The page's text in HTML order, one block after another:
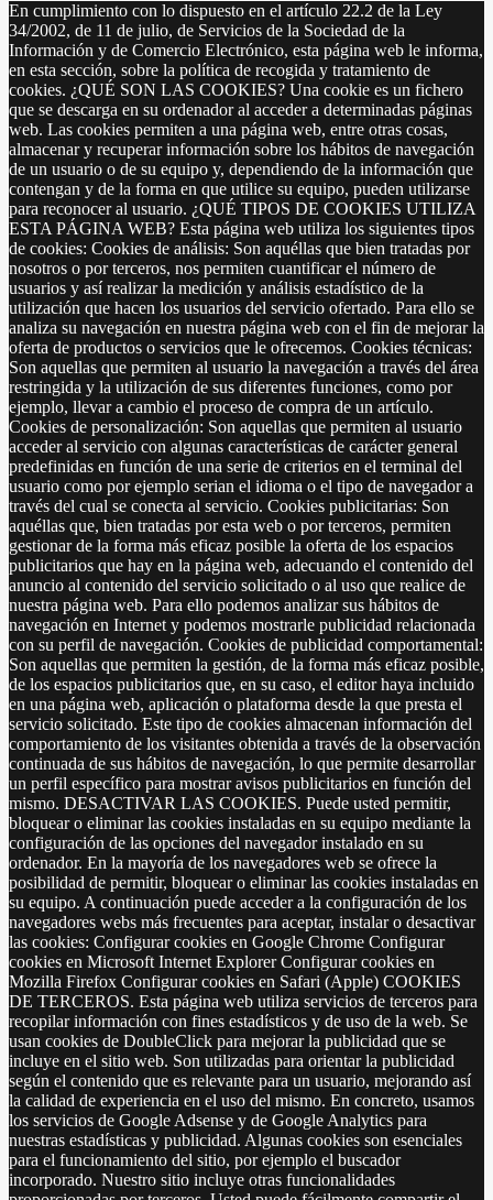
En cumplimiento con lo dispuesto en el artículo 22.2 de la Ley
34/2002, de 11 de julio, de Servicios de la Sociedad de la
Información y de Comercio Electrónico, esta página web le informa,
en esta sección, sobre la política de recogida y tratamiento de
cookies. ¿QUÉ SON LAS COOKIES? Una cookie es un fichero
que se descarga en su ordenador al acceder a determinadas páginas
web. Las cookies permiten a una página web, entre otras cosas,
almacenar y recuperar información sobre los hábitos de navegación
de un usuario o de su equipo y, dependiendo de la información que
contengan y de la forma en que utilice su equipo, pueden utilizarse
para reconocer al usuario. ¿QUÉ TIPOS DE COOKIES UTILIZA
ESTA PÁGINA WEB? Esta página web utiliza los siguientes tipos
de cookies: Cookies de análisis: Son aquéllas que bien tratadas por
nosotros o por terceros, nos permiten cuantificar el número de
usuarios y así realizar la medición y análisis estadístico de la
utilización que hacen los usuarios del servicio ofertado. Para ello se
analiza su navegación en nuestra página web con el fin de mejorar la
oferta de productos o servicios que le ofrecemos. Cookies técnicas:
Son aquellas que permiten al usuario la navegación a través del área
restringida y la utilización de sus diferentes funciones, como por
ejemplo, llevar a cambio el proceso de compra de un artículo.
Cookies de personalización: Son aquellas que permiten al usuario
acceder al servicio con algunas características de carácter general
predefinidas en función de una serie de criterios en el terminal del
usuario como por ejemplo serian el idioma o el tipo de navegador a
través del cual se conecta al servicio. Cookies publicitarias: Son
aquéllas que, bien tratadas por esta web o por terceros, permiten
gestionar de la forma más eficaz posible la oferta de los espacios
publicitarios que hay en la página web, adecuando el contenido del
anuncio al contenido del servicio solicitado o al uso que realice de
nuestra página web. Para ello podemos analizar sus hábitos de
navegación en Internet y podemos mostrarle publicidad relacionada
con su perfil de navegación. Cookies de publicidad comportamental:
Son aquellas que permiten la gestión, de la forma más eficaz posible,
de los espacios publicitarios que, en su caso, el editor haya incluido
en una página web, aplicación o plataforma desde la que presta el
servicio solicitado. Este tipo de cookies almacenan información del
comportamiento de los visitantes obtenida a través de la observación
continuada de sus hábitos de navegación, lo que permite desarrollar
un perfil específico para mostrar avisos publicitarios en función del
mismo. DESACTIVAR LAS COOKIES. Puede usted permitir,
bloquear o eliminar las cookies instaladas en su equipo mediante la
configuración de las opciones del navegador instalado en su
ordenador. En la mayoría de los navegadores web se ofrece la
posibilidad de permitir, bloquear o eliminar las cookies instaladas en
su equipo. A continuación puede acceder a la configuración de los
navegadores webs más frecuentes para aceptar, instalar o desactivar
las cookies: Configurar cookies en Google Chrome Configurar
cookies en Microsoft Internet Explorer Configurar cookies en
Mozilla Firefox Configurar cookies en Safari (Apple) COOKIES
DE TERCEROS. Esta página web utiliza servicios de terceros para
recopilar información con fines estadísticos y de uso de la web. Se
usan cookies de DoubleClick para mejorar la publicidad que se
incluye en el sitio web. Son utilizadas para orientar la publicidad
según el contenido que es relevante para un usuario, mejorando así
la calidad de experiencia en el uso del mismo. En concreto, usamos
los servicios de Google Adsense y de Google Analytics para
nuestras estadísticas y publicidad. Algunas cookies son esenciales
para el funcionamiento del sitio, por ejemplo el buscador
incorporado. Nuestro sitio incluye otras funcionalidades